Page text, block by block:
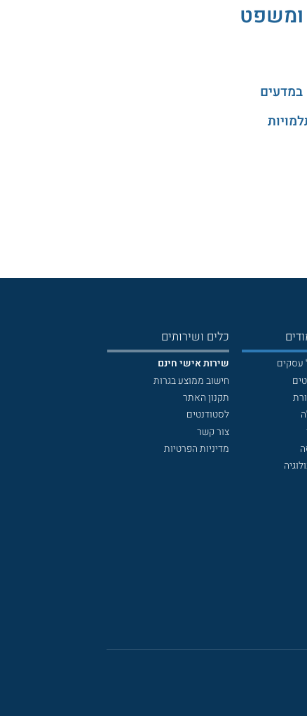
ומשפט
עסקים
כלים ושירותים
שירות אישי חינם
חישוב ממוצע בגרות
תקנון האתר
לסטודנטים
צור קשר
מדיניות הפרטיות